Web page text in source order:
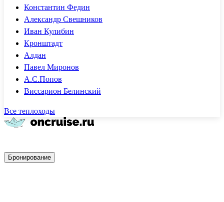
Константин Федин
Александр Свешников
Иван Кулибин
Кронштадт
Алдан
Павел Миронов
А.С.Попов
Виссарион Белинский
Все теплоходы
Бронирование